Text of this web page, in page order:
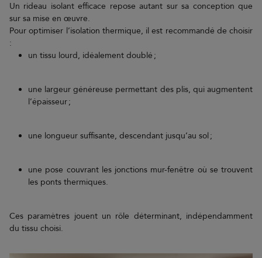
Un rideau isolant efficace repose autant sur sa conception que
sur sa mise en œuvre.
Pour optimiser l’isolation thermique, il est recommandé de choisir
:
un tissu lourd, idéalement doublé ;
une largeur généreuse permettant des plis, qui augmentent
l’épaisseur ;
une longueur suffisante, descendant jusqu’au sol ;
une pose couvrant les jonctions mur-fenêtre où se trouvent
les ponts thermiques.
Ces paramètres jouent un rôle déterminant, indépendamment
du tissu choisi.